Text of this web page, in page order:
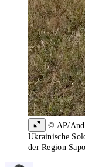
© AP/
Ukrainische
der Region